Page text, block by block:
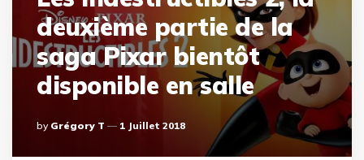
deuxième partie de la
saga Pixar bientôt
disponible en salle
Posted
By
By Grégory T 1 Juillet 2018